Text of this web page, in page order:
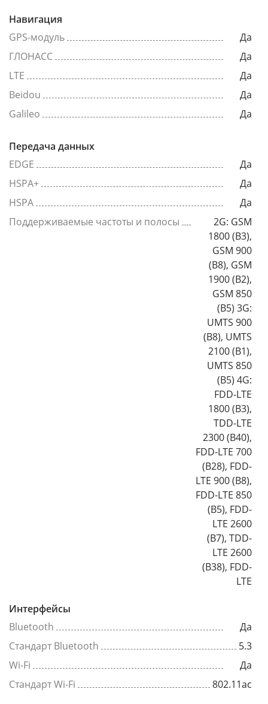
Навигация
GPS-модуль
Да
ГЛОНАСС
Да
LTE
Да
Beidou
Да
Galileo
Да
Передача данных
EDGE
Да
HSPA+
Да
HSPA
Да
Поддерживаемые частоты и полосы
2G: GSM
1800 (B3),
GSM 900
(B8), GSM
1900 (B2),
GSM 850
(B5) 3G:
UMTS 900
(B8), UMTS
2100 (B1),
UMTS 850
(B5) 4G:
FDD-LTE
1800 (B3),
TDD-LTE
2300 (B40),
FDD-LTE 700
(B28), FDD-
LTE 900 (B8),
FDD-LTE 850
(B5), FDD-
LTE 2600
(B7), TDD-
LTE 2600
(B38), FDD-
LTE
Интерфейсы
Bluetooth
Да
Стандарт Bluetooth
5.3
Wi-Fi
Да
Стандарт Wi-Fi
802.11ac